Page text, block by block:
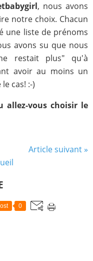
, nous avons
notre choix. Chacun
une liste de prénoms
avons su que nous
restait plus" qu'à
avoir au moins un
cas! :-)
allez-vous choisir le
Article suivant »
0